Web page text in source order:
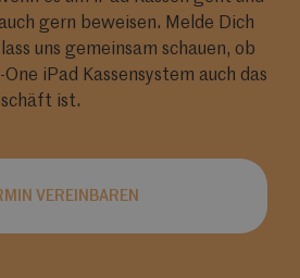
gern beweisen. Melde Dich
uns gemeinsam schauen, ob
iPad Kassensystem auch das
ist.
VEREINBAREN